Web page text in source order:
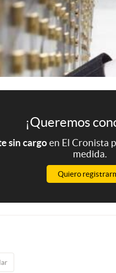
¡Queremos
sin cargoen El Cronista
medida.
Quiero